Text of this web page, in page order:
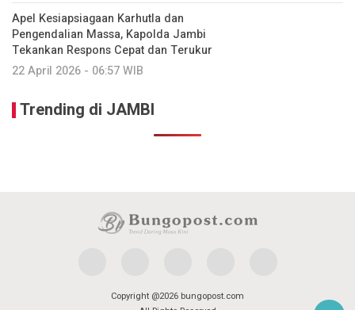
Apel Kesiapsiagaan Karhutla dan
Pengendalian Massa, Kapolda Jambi
Tekankan Respons Cepat dan Terukur
22 April 2026 - 06:57 WIB
Trending di JAMBI
Copyright @2026 bungopost.com